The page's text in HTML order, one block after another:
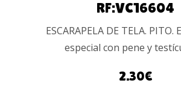
RF:VC16604
ESCARAPELA DE TELA. PITO.
especial con pene y
2.30€